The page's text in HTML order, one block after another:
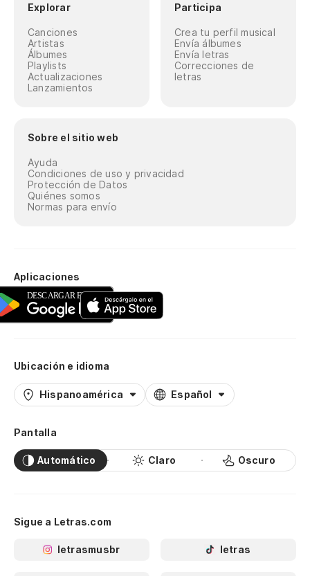
Explorar
Canciones
Artistas
Álbumes
Playlists
Actualizaciones
Lanzamientos
Participa
Crea tu perfil musical
Envía álbumes
Envía letras
Correcciones de
letras
Sobre el sitio web
Ayuda
Condiciones de uso y privacidad
Protección de Datos
Quiénes somos
Normas para envío
Aplicaciones
Ubicación e idioma
Hispanoamérica Español
Pantalla
Automático Claro Oscuro
Sigue a Letras.com
letrasmusbr letras